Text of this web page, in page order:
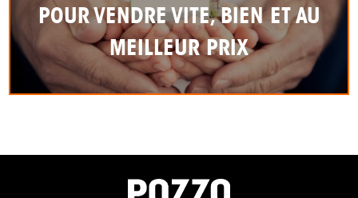
POUR VENDRE VITE, BIEN ET AU
MEILLEUR PRIX